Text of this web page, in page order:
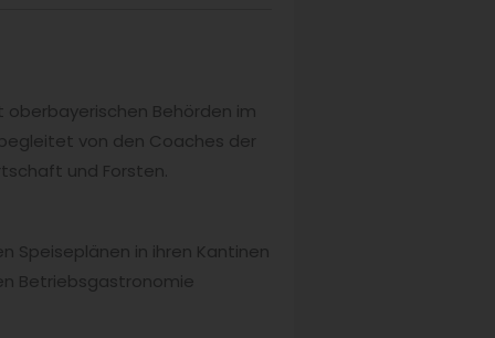
Behörden im
von den Coaches der
und Forsten.
Speiseplänen in ihren Kantinen
Betriebsgastronomie